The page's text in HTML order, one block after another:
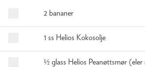
2 bananer
1 ss Helios Kokosolje
½ glass Helios Peanøttsmør (eler